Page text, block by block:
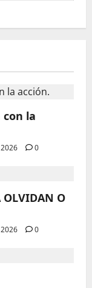
la
0
OLVIDAN O
0